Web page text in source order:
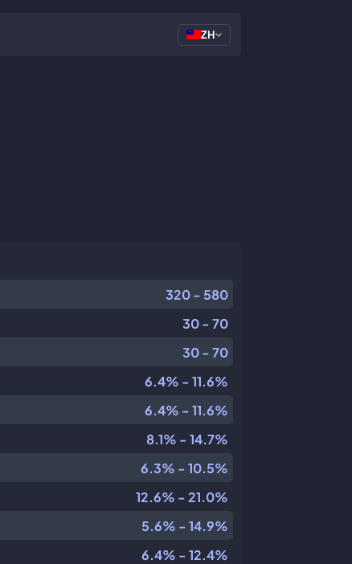
ZH
320 - 580
30 - 70
30 - 70
6.4% - 11.6%
6.4% - 11.6%
8.1% - 14.7%
6.3% - 10.5%
12.6% - 21.0%
5.6% - 14.9%
6.4% - 12.4%